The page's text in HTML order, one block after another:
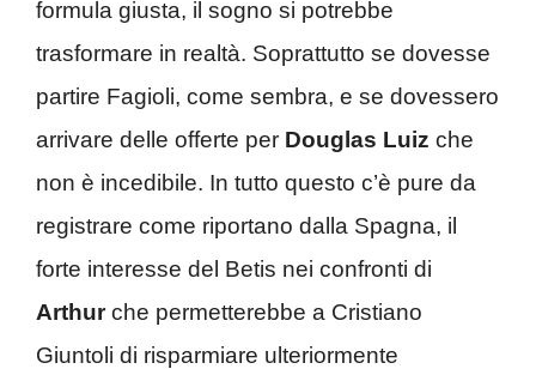
formula giusta, il sogno si potrebbe
trasformare in realtà. Soprattutto se dovesse
partire Fagioli, come sembra, e se dovessero
arrivare delle offerte per Douglas Luiz che
non è incedibile. In tutto questo c’è pure da
registrare come riportano dalla Spagna, il
forte interesse del Betis nei confronti di
Arthurche permetterebbe a Cristiano
Giuntoli di risparmiare ulteriormente